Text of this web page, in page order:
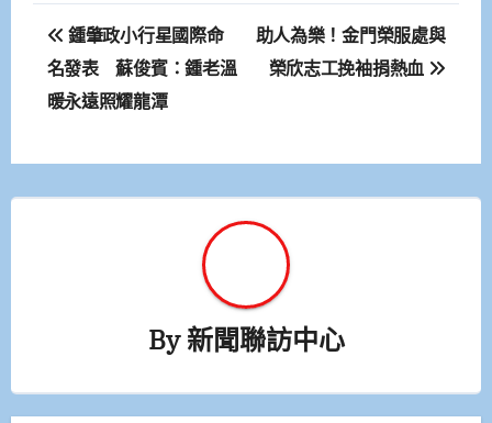
文
章
導
覽
鍾肇政小行星國際命
名發表 蘇俊賓：鍾老溫
暖永遠照耀龍潭
助人為樂！金門榮服處與
榮欣志工挽袖捐熱血
By新聞聯訪中心